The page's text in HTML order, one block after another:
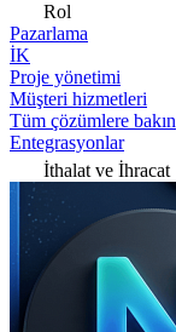
Rol
Pazarlama
İK
Proje yönetimi
Müşteri hizmetleri
Tüm çözümlere bakın
Entegrasyonlar
İthalat ve İhracat